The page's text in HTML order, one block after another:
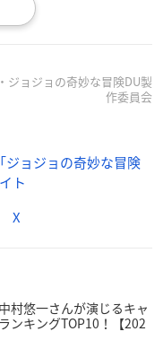
ます。
ん） (@toyosuisan
ジョジョの奇妙な冒険DU製
作委員会
ョジョの奇妙な冒険
ト
X
村悠一さんが演じるキャ
ンキングTOP10！【202